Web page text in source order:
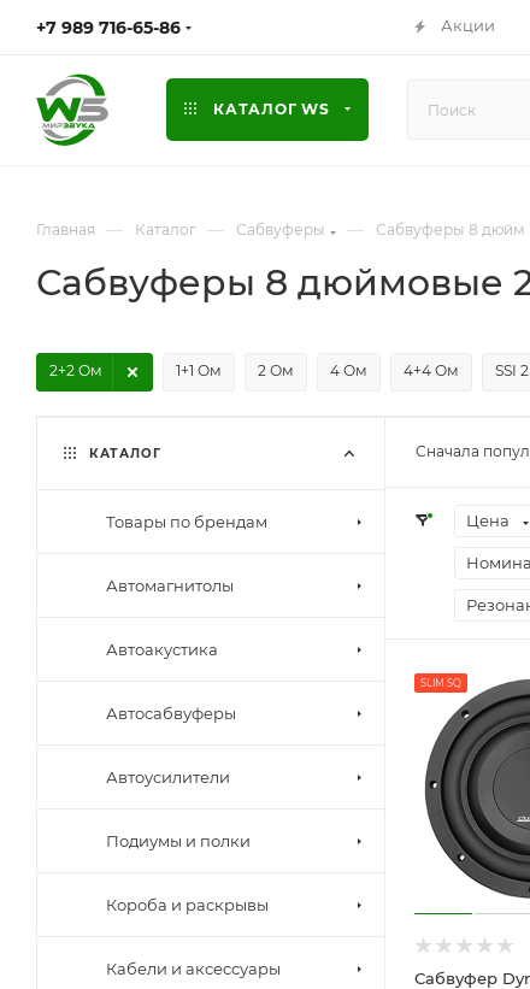
+7 989 716-65-86 Акции
КАТАЛОГ WS
Главная — Каталог — Сабвуферы — Сабвуферы 8 дюйм
Сабвуферы 8 дюймовые
1+1 Ом 2 Ом
2+2 Ом 4 Ом 4+4 Ом SSI
Сначала
Цена
SLIM SQ
Сабвуфер
КАТАЛОГ
Товары по брендам
Автомагнитолы
Автоакустика
Автосабвуферы
Автоусилители
Подиумы и полки
Короба и раскрывы
Кабели и аксессуары